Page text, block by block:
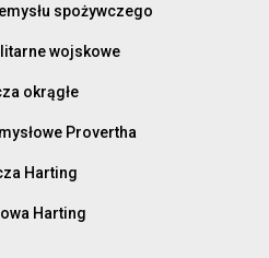
spożywczego
wojskowe
okrągłe
Provertha
Harting
Harting